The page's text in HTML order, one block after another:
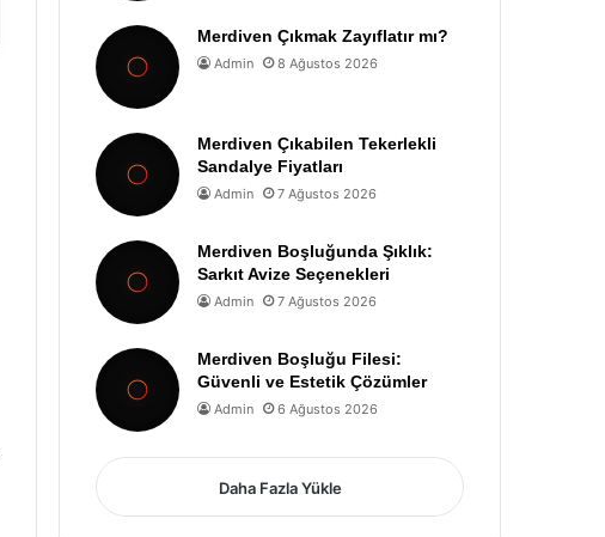
Merdiven Çıkmak Zayıflatır mı?
Admin 8 Ağustos 2026
Merdiven Çıkabilen Tekerlekli
Sandalye Fiyatları
Admin 7 Ağustos 2026
Merdiven Boşluğunda Şıklık:
Sarkıt Avize Seçenekleri
Admin 7 Ağustos 2026
Merdiven Boşluğu Filesi:
Güvenli ve Estetik Çözümler
Admin 6 Ağustos 2026
Daha Fazla Yükle